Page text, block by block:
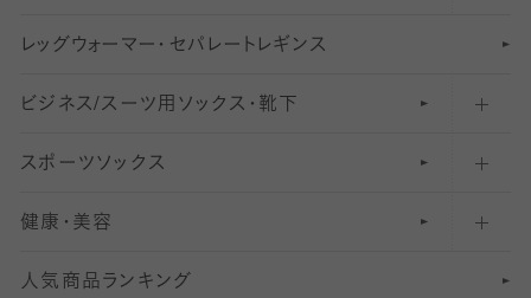
アンクル・ショートソックス（くるぶし上）
クルーソックス（ふくらはぎ下）
ハイソックス
オーバーニー・ニーハイソックス
41〜60デニールタイツ
61〜80デニールタイツ
81 〜110デニールタイツ
111〜210デニールタイツ
211デニールタイツ以上（防寒・厚手タイツ）
無地レギンス
レギンスパンツ（レギパン）
マタニティレギンス
5 分丈
6 分丈レギンス
伝線しにくいストッキング
ショートストッキング
結婚式用ストッキング
美脚ストッキング
オールスルーストッキング
レッ グ ウォー マー ・ セパレー ト レ ギンス
ビジネス/スーツ用 ソックス・靴下
匠シリーズ
フレッシャーズ向けソックス・靴下
冠婚葬祭向けソックス・靴下
スポーツソックス
ランニングソックス・靴下
ゴルフソックス・靴下
健康・美容
インナーソックス
人気商品ランキング